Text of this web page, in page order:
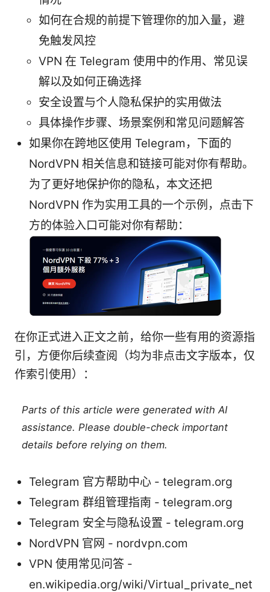
如何在合规的前提下管理你的加入量，避
免触发风控
VPN 在 Telegram 使用中的作用、常见误
解以及如何正确选择
安全设置与个人隐私保护的实用做法
具体操作步骤、场景案例和常见问题解答
如果你在跨地区使用 Telegram，下面的
NordVPN 相关信息和链接可能对你有帮助。
为了更好地保护你的隐私，本文还把
NordVPN 作为实用工具的一个示例，点击下
方的体验入口可能对你有帮助：
在你正式进入正文之前，给你一些有用的资源指
引，方便你后续查阅（均为非点击文字版本，仅
作索引使用）：
Parts of this article were generated with AI
assistance. Please double-check important
details before relying on them.
Telegram 官方帮助中心 - telegram.org
Telegram 群组管理指南 - telegram.org
Telegram 安全与隐私设置 - telegram.org
NordVPN 官网 - nordvpn.com
VPN 使用常见问答 -
en.wikipedia.org/wiki/Virtual_private_net